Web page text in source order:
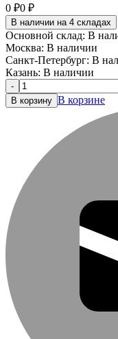
0 ₽0 ₽
В наличии на 4 складах
Основной склад: В
Москва: В наличии
Санкт-Петербург: В
Казань: В наличии
-
В корзину В корзине